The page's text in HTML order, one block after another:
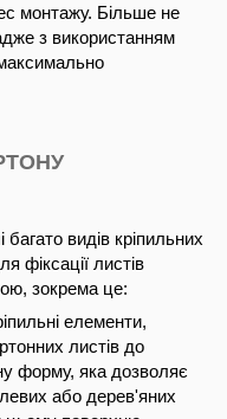
монтажу. Більше не
з використанням
багато видів кріпильних
фіксації листів
зокрема це:
елементи,
листів до
форму, яка дозволяє
або дерев'яних